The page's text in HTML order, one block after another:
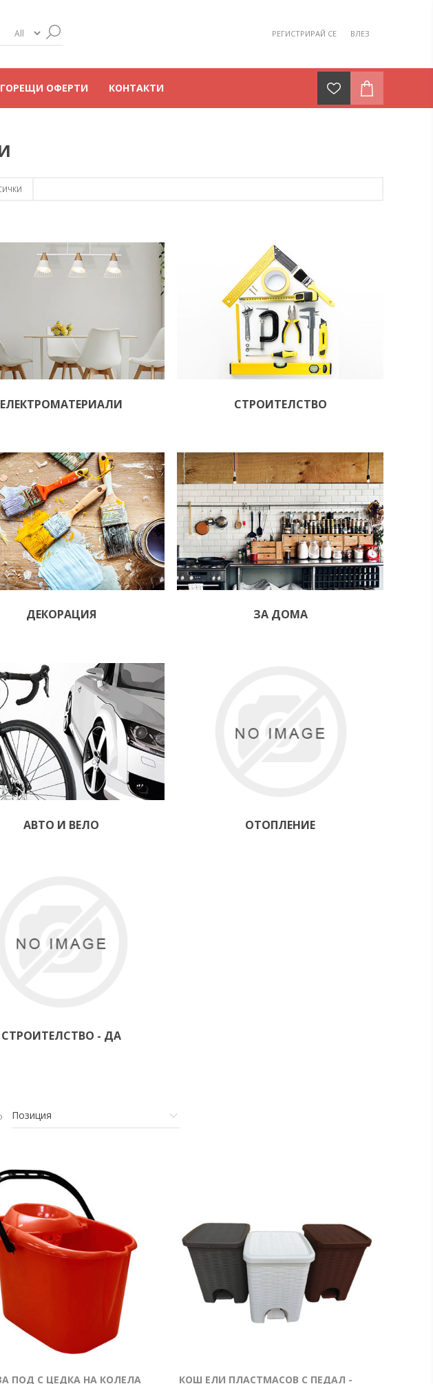
РЕГИСТРИРАЙ СЕ ВЛЕЗ
ГОРЕЩИ ОФЕРТИ КОНТАКТИ
ЕЛЕКТРОМАТЕРИАЛИ СТРОИТЕЛСТВО
ДЕКОРАЦИЯ ЗА ДОМА
АВТО И ВЕЛО ОТОПЛЕНИЕ
СТРОИТЕЛСТВО - ДА
ПОД С ЦЕДКА НА КОЛЕЛА
КОШ ЕЛИ ПЛАСТМАСОВ С ПЕДАЛ -